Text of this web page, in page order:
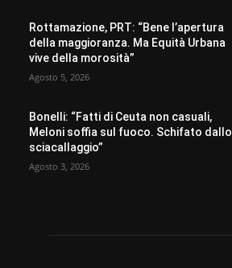
Rottamazione, PRT: “Bene l’apertura
della maggioranza. Ma Equità Urbana
vive della morosità”
Agosto 5, 2026
Bonelli: “Fatti di Ceuta non casuali,
Meloni soffia sul fuoco. Schifato dallo
sciacallaggio”
Agosto 3, 2026